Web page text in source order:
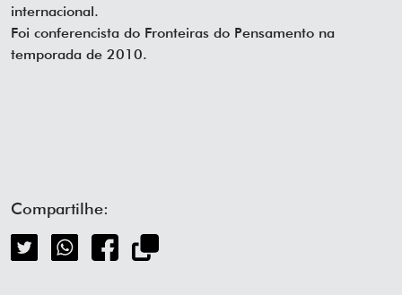
internacional.
Foi conferencista do Fronteiras do Pensamento na
temporada de 2010.
Compartilhe: